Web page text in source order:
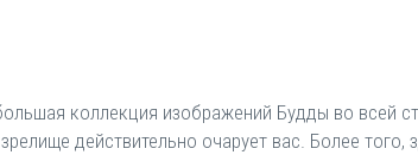
коллекция изображений Будды во всей
действительно очарует вас. Более того,